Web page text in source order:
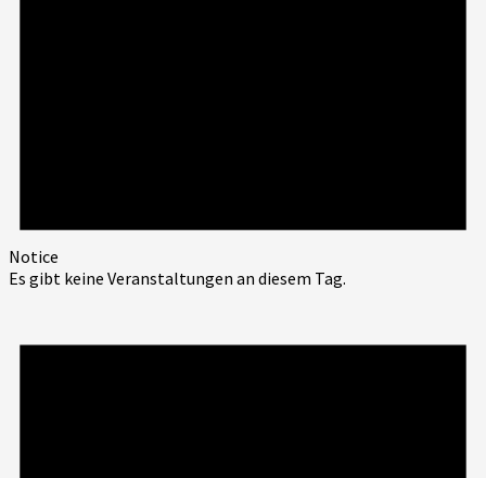
Notice
Es gibt keine Veranstaltungen an diesem Tag.